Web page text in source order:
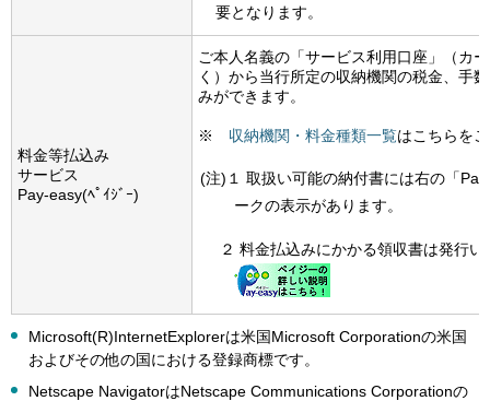
要となります。
料金等払込み
サービス
Pay-easy(ﾍﾟｲｼﾞｰ)
ご本人名義の「サービス利用口座」（カ
く）から当行所定の収納機関の税金、手
みができます。
※ 収納機関・料金種類一覧はこちらを
(注)１ 取扱い可能の納付書には右の「
ークの表示があります。
２ 料金払込みにかかる領収書は発行い
Microsoft(R)InternetExplorerは米国Microsoft Corporationの米国
およびその他の国における登録商標です。
Netscape NavigatorはNetscape Communications Corporationの